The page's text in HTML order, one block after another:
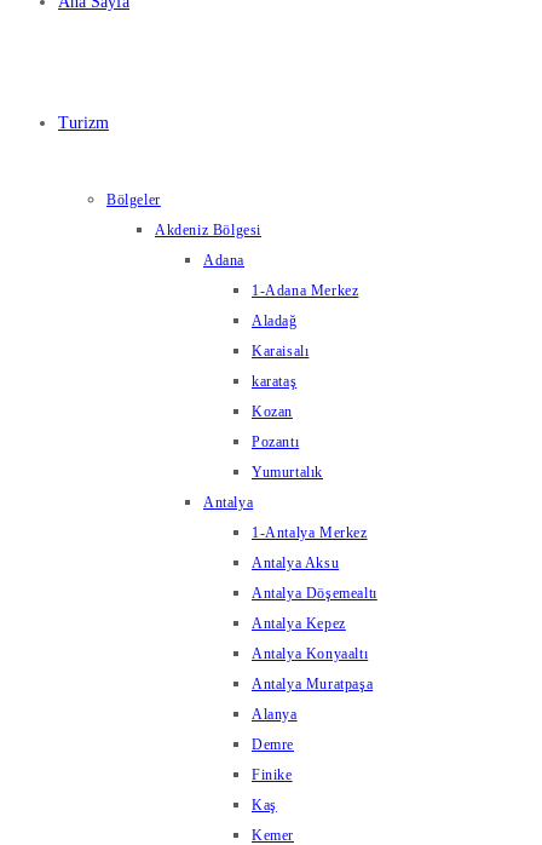
Turizm
Bölgeler
Akdeniz Bölgesi
Adana
1-Adana Merkez
Aladağ
Karaisalı
karataş
Kozan
Pozantı
Yumurtalık
Antalya
1-Antalya Merkez
Antalya Aksu
Antalya Döşemealtı
Antalya Kepez
Antalya Konyaaltı
Antalya Muratpaşa
Alanya
Demre
Finike
Kaş
Kemer